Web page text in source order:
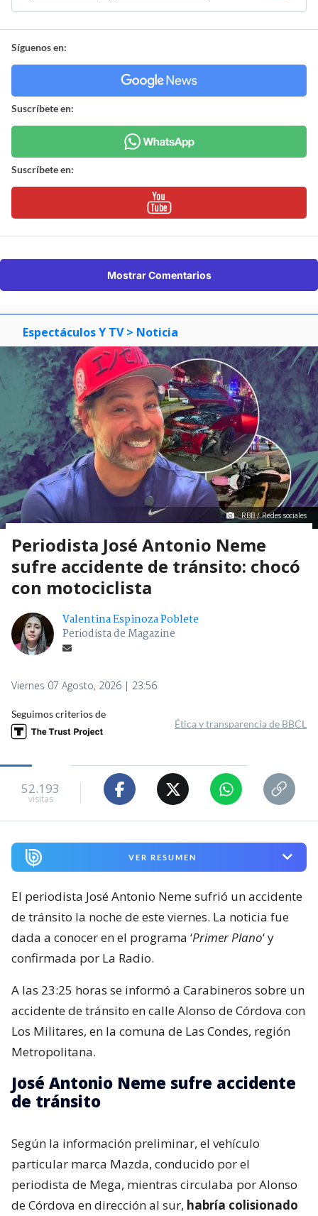
Síguenos en:
Suscríbete en:
Suscríbete en:
Mostrar Comentarios
Espectáculos Y TV > Noticia
RBB / Redes sociales
Periodista José Antonio Neme
sufre accidente de tránsito: chocó
con motociclista
Valentina Espinoza Poblete
Periodista de Magazine
Viernes 07 Agosto, 2026 | 23:56
Seguimos criterios de
Ética y transparencia de BBCL
52.193
visitas
VER RESUMEN
El periodista José Antonio Neme sufrió un accidente
de tránsito la noche de este viernes. La noticia fue
dada a conocer en el programa ‘Primer Plano‘ y
confirmada por La Radio.
A las 23:25 horas se informó a Carabineros sobre un
accidente de tránsito en calle Alonso de Córdova con
Los Militares, en la comuna de Las Condes, región
Metropolitana.
José Antonio Neme sufre accidente
de tránsito
Según la información preliminar, el vehículo
particular marca Mazda, conducido por el
periodista de Mega, mientras circulaba por Alonso
de Córdova en dirección al sur, habría colisionado